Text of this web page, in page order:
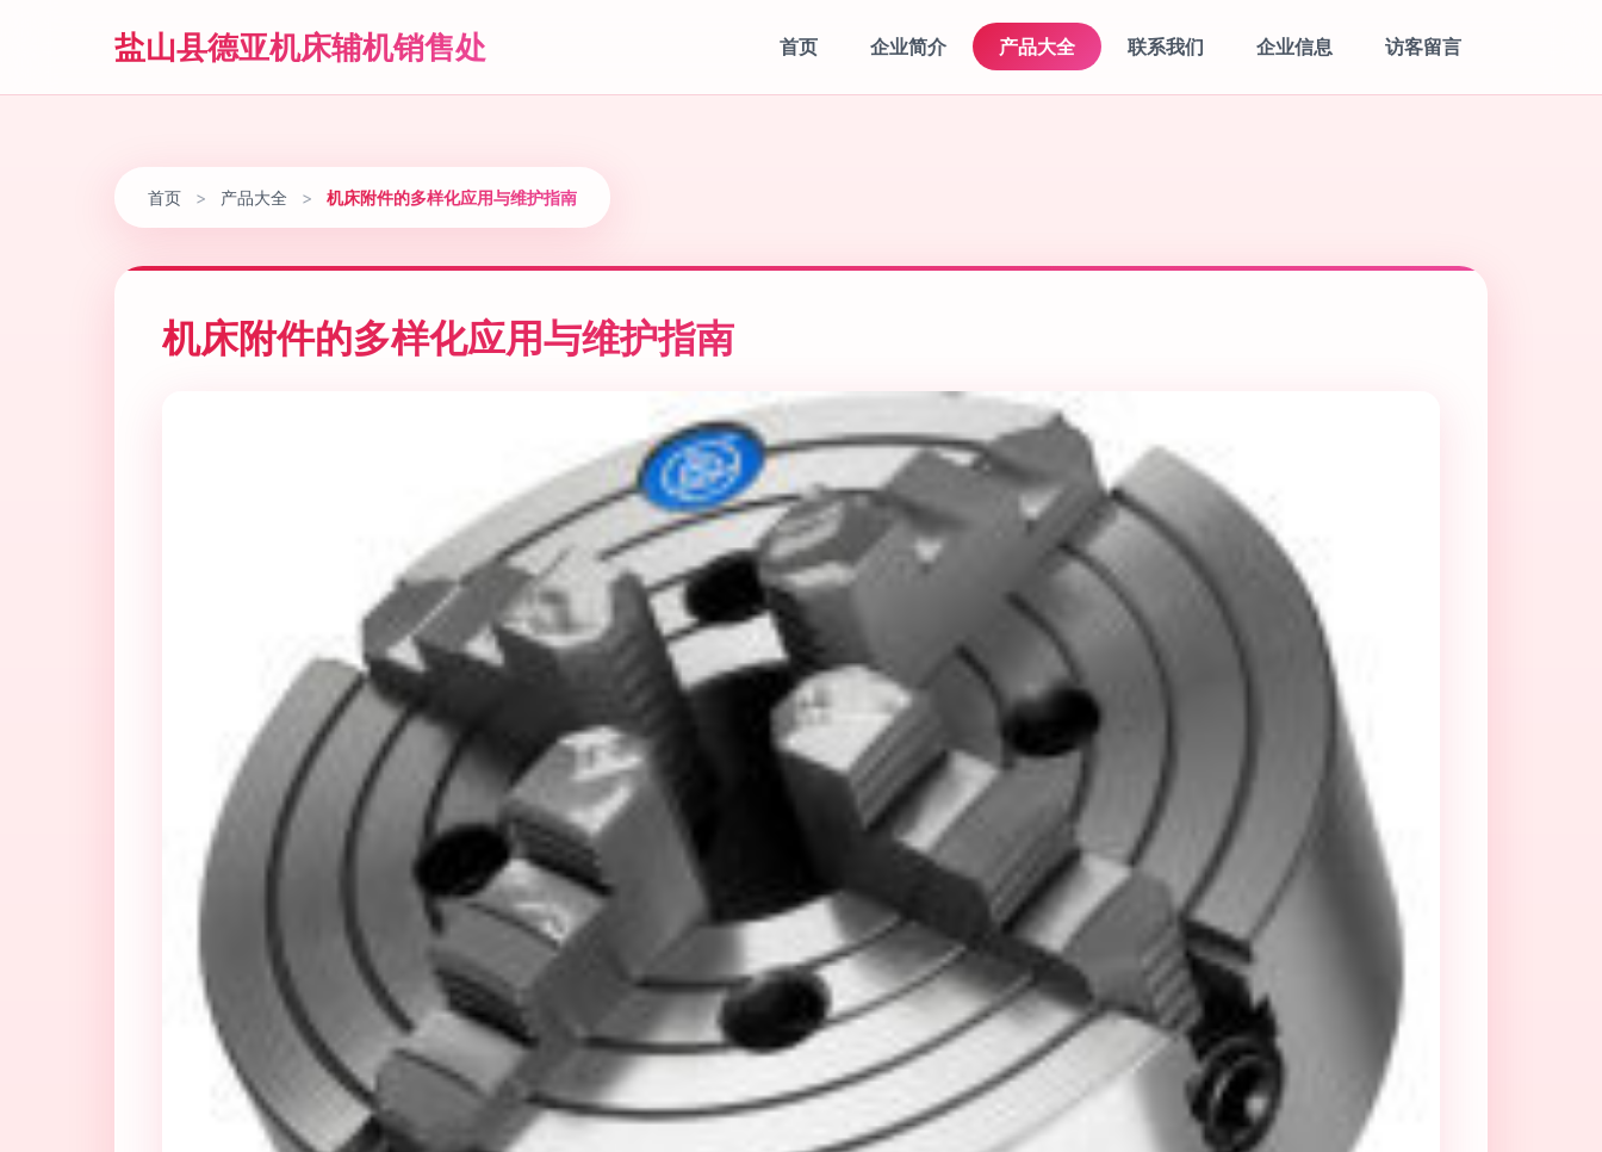
盐山县德亚机床辅机销售处 首页 企业简介 产品大全 联系我们 企业信息 访客留言
首页 > 产品大全 > 机床附件的多样化应用与维护指南
机床附件的多样化应用与维护指南